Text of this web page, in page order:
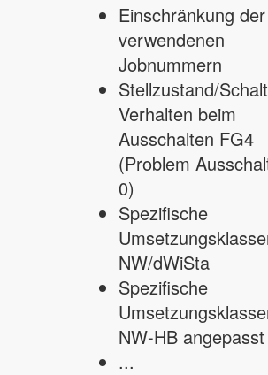
Einschränkung
verwendenen
Jobnummern
Stellzustand/
Verhalten beim
Ausschalten FG4
(Problem
0)
Spezifische
NW/dWiSta
Spezifische
NW-HB angepasst
...